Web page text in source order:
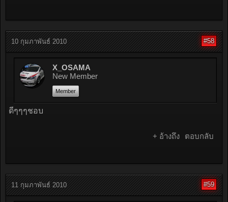
10 กุมภาพันธ์ 2010 #58
X_OSAMA
New Member
Member
ดีๆๆๆชอบ
+ อ้างถึง ตอบกลับ
11 กุมภาพันธ์ 2010 #59